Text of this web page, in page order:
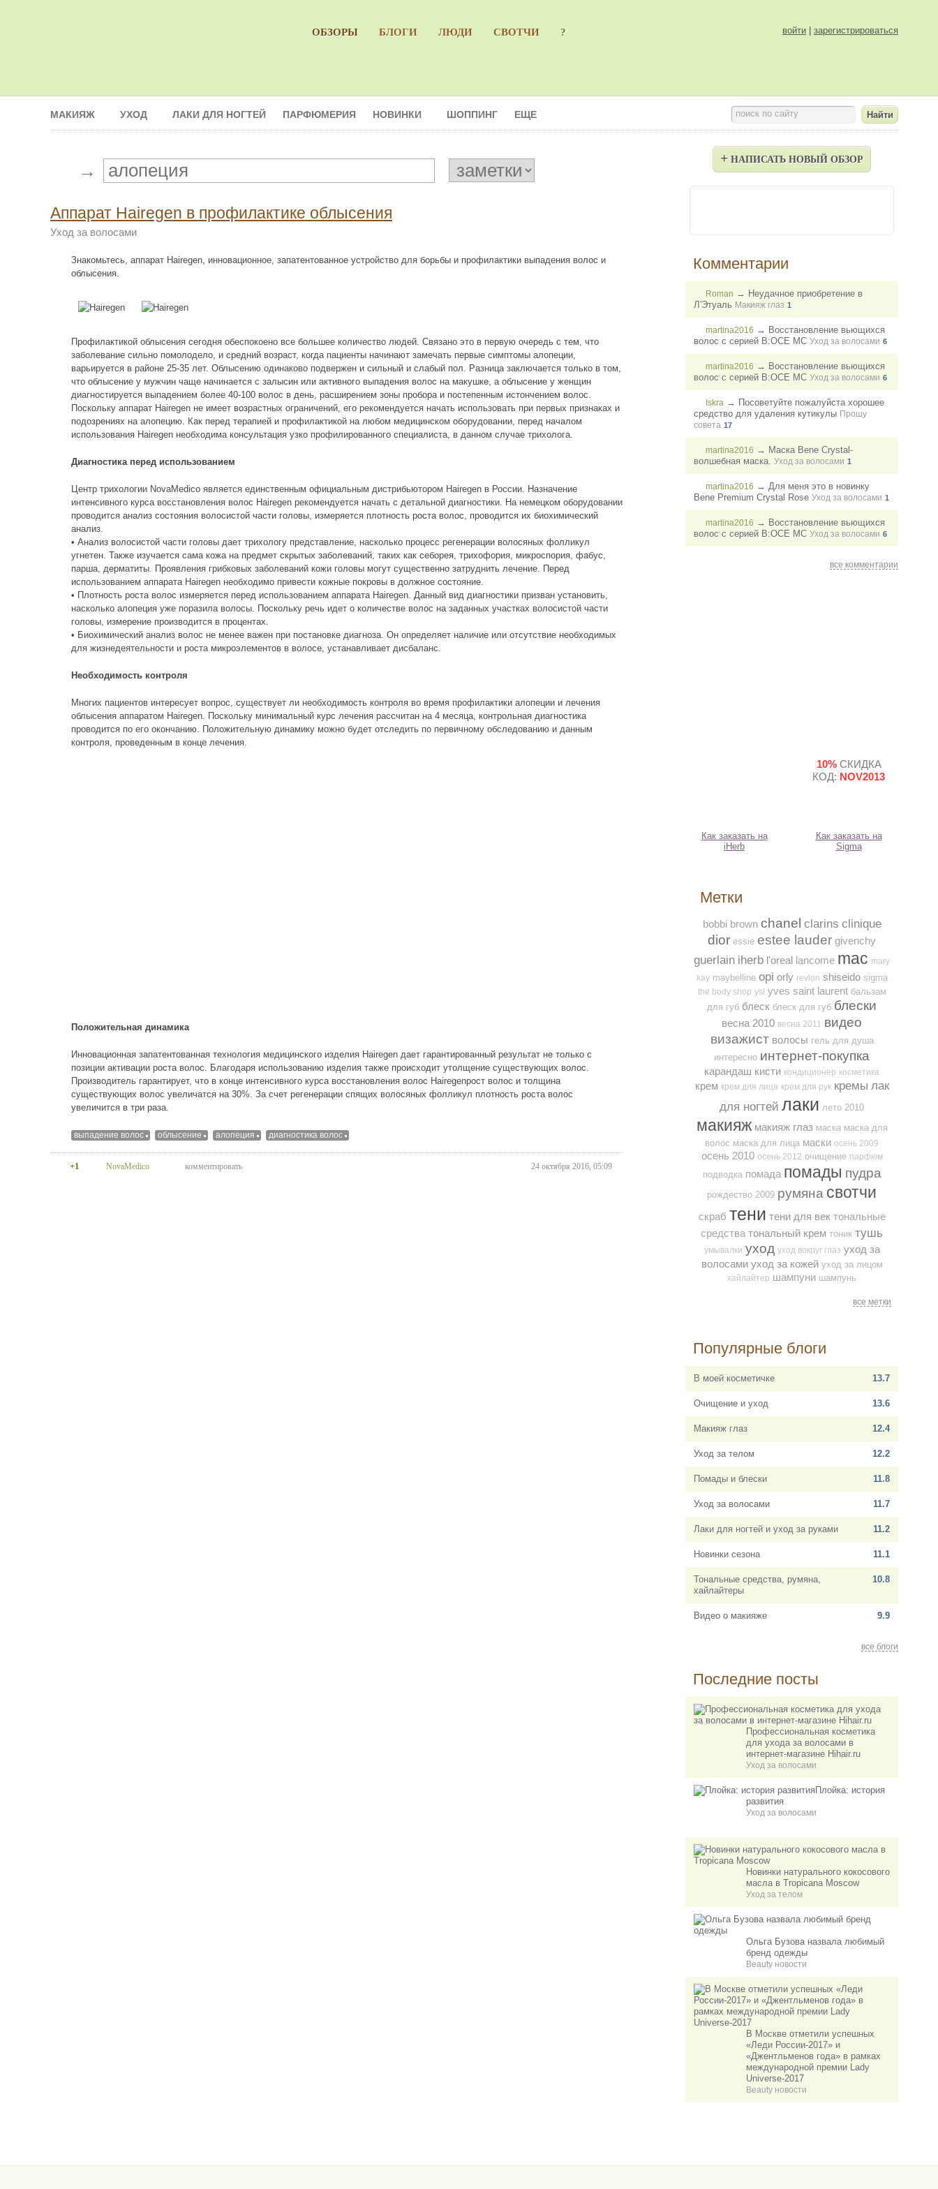
войти зарегистрироваться
ОБЗОРЫ БЛОГИ ЛЮДИ СВОТЧИ ?
поиск по сайту
МАКИЯЖ УХОД ЛАКИ ДЛЯ НОГТЕЙ ПАРФЮМЕРИЯ НОВИНКИ ШОППИНГ ЕЩЕ
→
Аппарат Нairegen в профилактике облысения
Уход за волосами
Знакомьтесь, аппарат Нairegen, инновационное, запатентованное устройство для борьбы и профилактики выпадения волос и
облысения.
Профилактикой облысения сегодня обеспокоено все большее количество людей. Связано это в первую очередь с тем, что
заболевание сильно помолодело, и средний возраст, когда пациенты начинают замечать первые симптомы алопеции,
варьируется в районе 25-35 лет. Облысению одинаково подвержен и сильный и слабый пол. Разница заключается только в том,
что облысение у мужчин чаще начинается с залысин или активного выпадения волос на макушке, а облысение у женщин
диагностируется выпадением более 40-100 волос в день, расширением зоны пробора и постепенным истончением волос.
Поскольку аппарат Hairegen не имеет возрастных ограничений, его рекомендуется начать использовать при первых признаках и
подозрениях на алопецию. Как перед терапией и профилактикой на любом медицинском оборудовании, перед началом
использования Hairegen необходима консультация узко профилированного специалиста, в данном случае трихолога.
Диагностика перед использованием
Центр трихологии NovaMedico является единственным официальным дистрибьютором Hairegen в России. Назначение
интенсивного курса восстановления волос Hairegen рекомендуется начать с детальной диагностики. На немецком оборудовании
проводится анализ состояния волосистой части головы, измеряется плотность роста волос, проводится их биохимический
анализ.
• Анализ волосистой части головы дает трихологу представление, насколько процесс регенерации волосяных фолликул
угнетен. Также изучается сама кожа на предмет скрытых заболеваний, таких как себорея, трихофория, микроспория, фабус,
парша, дерматиты. Проявления грибковых заболеваний кожи головы могут существенно затруднить лечение. Перед
использованием аппарата Hairegen необходимо привести кожные покровы в должное состояние.
• Плотность роста волос измеряется перед использованием аппарата Hairegen. Данный вид диагностики призван установить,
насколько алопеция уже поразила волосы. Поскольку речь идет о количестве волос на заданных участках волосистой части
головы, измерение производится в процентах.
• Биохимический анализ волос не менее важен при постановке диагноза. Он определяет наличие или отсутствие необходимых
для жизнедеятельности и роста микроэлементов в волосе, устанавливает дисбаланс.
Необходимость контроля
Многих пациентов интересует вопрос, существует ли необходимость контроля во время профилактики алопеции и лечения
облысения аппаратом Hairegen. Поскольку минимальный курс лечения рассчитан на 4 месяца, контрольная диагностика
проводится по его окончанию. Положительную динамику можно будет отследить по первичному обследованию и данным
контроля, проведенным в конце лечения.
Положительная динамика
Инновационная запатентованная технология медицинского изделия Hairegen дает гарантированный результат не только с
позиции активации роста волос. Благодаря использованию изделия также происходит утолщение существующих волос.
Производитель гарантирует, что в конце интенсивного курса восстановления волос Hairegenрост волос и толщина
существующих волос увеличатся на 30%. За счет регенерации спящих волосяных фолликул плотность роста волос
увеличится в три раза.
выпадение волос облысение алопеция диагностика волос
24 октября 2016, 05:09
+1 NovaMedico комментировать
+ НАПИСАТЬ НОВЫЙ ОБЗОР
Комментарии
Roman → Неудачное приобретение в
Л'Этуаль Макияж глаз 1
martina2016 → Восстановление вьющихся
волос с серией B:OCE MC Уход за волосами 6
martina2016 → Восстановление вьющихся
волос с серией B:OCE MC Уход за волосами 6
Iskra → Посоветуйте пожалуйста хорошее
средство для удаления кутикулы Прошу
совета 17
martina2016 → Маска Bene Crystal-
волшебная маска. Уход за волосами 1
martina2016 → Для меня это в новинку
Bene Premium Crystal Rose Уход за волосами 1
martina2016 → Восстановление вьющихся
волос с серией B:OCE MC Уход за волосами 6
все комментарии
Как заказать на
iHerb
10%СКИДКА
КОД: NOV2013
Как заказать на
Sigma
Метки
bobbi brown chanel clarins clinique
dior essie estee lauder givenchy
guerlain iherb l'oreal lancome mac mary
kay maybelline opi orly revlon shiseido sigma
the body shop ysl yves saint laurent бальзам
для губ блеск блеск для губ блески
весна 2010 весна 2011
видео
визажист волосы гель для душа
интересно интернет-покупка
карандаш кисти кондиционер косметика
крем крем для лица крем для рук кремы лак
для ногтей лаки лето 2010
макияж макияж глаз маска маска для
волос маска для лица маски осень 2009
осень 2010 осень 2012 очищение парфюм
подводка помада помады пудра
рождество 2009 румяна свотчи
скраб тени тени для век тональные
средства тональный крем тоник тушь
умывалки уход уход вокруг глаз уход за
волосами уход за кожей уход за лицом
хайлайтер шампуни шампунь
все метки
Популярные блоги
13.7
В моей косметичке
13.6
Очищение и уход
12.4
Макияж глаз
12.2
Уход за телом
11.8
Помады и блески
11.7
Уход за волосами
11.2
Лаки для ногтей и уход за руками
11.1
Новинки сезона
10.8
Тональные средства, румяна,
хайлайтеры
9.9
Видео о макияже
все блоги
Последние посты
Профессиональная косметика
для ухода за волосами в
интернет-магазине Hihair.ru
Уход за волосами
Плойка: история
развития
Уход за волосами
Новинки натурального кокосового
масла в Tropicana Moscow
Уход за телом
Ольга Бузова назвала любимый
бренд одежды
Beauty новости
В Москве отметили успешных
«Леди России-2017» и
«Джентльменов года» в рамках
международной премии Lady
Universe-2017
Beauty новости